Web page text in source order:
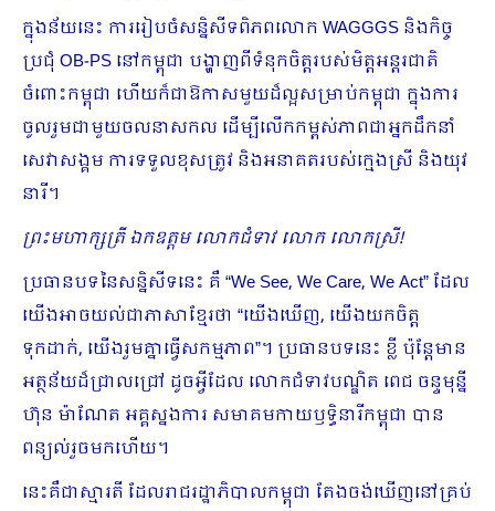
ក្នុងន័យនេះ ការរៀបចំសន្និសីទពិភពលោក WAGGGS និងកិច្ច
ប្រជុំ OB-PS នៅកម្ពុជា បង្ហាញពីទំនុកចិត្តរបស់មិត្តអន្តរជាតិ
ចំពោះកម្ពុជា ហើយក៏ជាឱកាសមួយដ៏ល្អសម្រាប់កម្ពុជា ក្នុងការ
ចូលរួមជាមួយចលនាសកល ដើម្បីលើកកម្ពស់ភាពជាអ្នកដឹកនាំ
សេវាសង្គម ការទទួលខុសត្រូវ និងអនាគតរបស់ក្មេងស្រី និងយុវ
នារី។
ព្រះមហាក្សត្រី ឯកឧត្តម លោកជំទាវ លោក លោកស្រី!
ប្រធានបទនៃសន្និសីទនេះ គឺ “We See, We Care, We Act” ដែល
យើងអាចយល់ជាភាសាខ្មែរថា “យើងឃើញ, យើងយកចិត្ត
ទុកដាក់, យើងរួមគ្នាធ្វើសកម្មភាព”។ ប្រធានបទនេះ ខ្លី ប៉ុន្តែមាន
អត្ថន័យដ៏ជ្រាលជ្រៅ ដូចអ្វីដែល លោកជំទាវបណ្ឌិត ពេជ ចន្ទមុន្នី
ហ៊ុន ម៉ាណែត អគ្គស្នងការ សមាគមកាយឫទ្ធិនារីកម្ពុជា បាន
ពន្យល់រួចមកហើយ។
នេះគឺជាស្មារតី ដែលរាជរដ្ឋាភិបាលកម្ពុជា តែងចង់ឃើញនៅគ្រប់